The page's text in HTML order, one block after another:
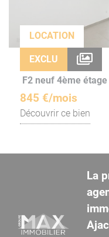
LOCATION
EXCLU
F2 neuf 4ème
845 €/mois
Découvrir ce bien
La